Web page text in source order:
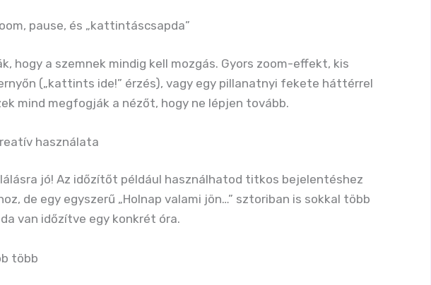
pause, és „kattintáscsapda”
hogy a szemnek mindig kell mozgás. Gyors zoom-effekt, kis
(„kattints ide!” érzés), vagy egy pillanatnyi fekete háttérrel
mind megfogják a nézőt, hogy ne lépjen tovább.
használata
jó! Az időzítőt például használhatod titkos bejelentéshez
de egy egyszerű „Holnap valami jön…” sztoriban is sokkal több
van időzítve egy konkrét óra.
több